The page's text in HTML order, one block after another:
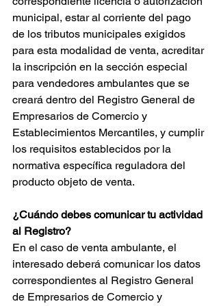
municipal, estar al corriente del pago
de los tributos municipales exigidos
para esta modalidad de venta, acreditar
la inscripción en la sección especial
para vendedores ambulantes que se
creará dentro del Registro General de
Empresarios de Comercio y
Establecimientos Mercantiles, y cumplir
los requisitos establecidos por la
normativa específica reguladora del
producto objeto de venta.
¿Cuándo debes comunicar tu actividad
al Registro?
En el caso de venta ambulante, el
interesado deberá comunicar los datos
correspondientes al Registro General
de Empresarios de Comercio y